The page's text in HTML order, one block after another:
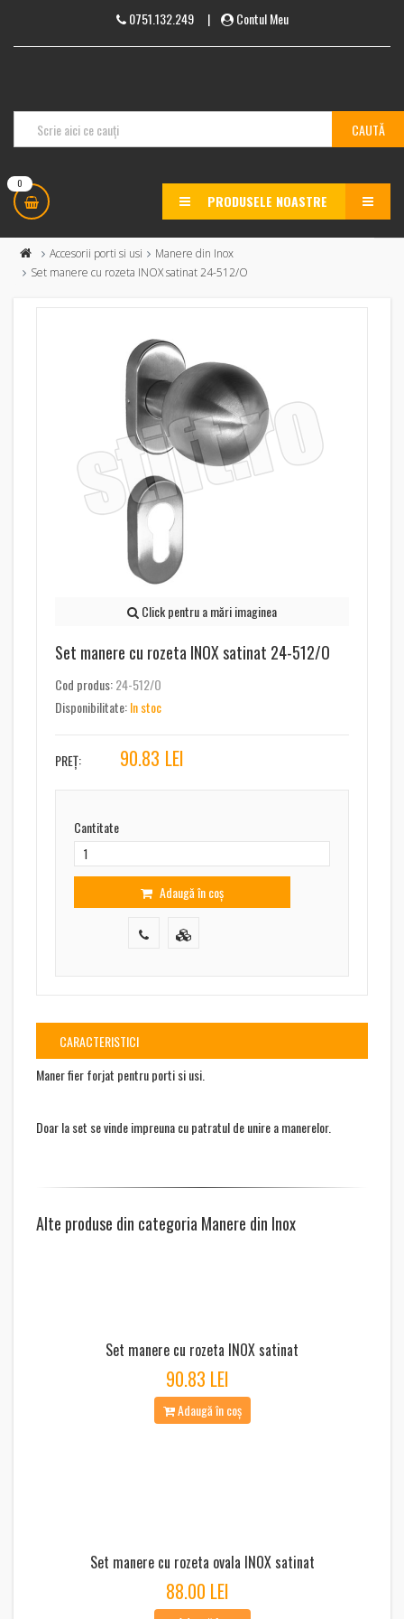
0751.132.249| Contul Meu
0
PRODUSELE NOASTRE MENU
Accesorii porti si usi
Manere din Inox
Set manere cu rozeta INOX satinat 24-512/O
Click pentru a mări imaginea
Set manere cu rozeta INOX satinat 24-512/O
Cod produs:24-512/O
Disponibilitate:In stoc
PREȚ: 90.83 LEI
Cantitate
Adaugă în coș
CARACTERISTICI
Maner fier forjat pentru porti si usi.
Doar la set se vinde impreuna cu patratul de unire a manerelor.
Alte produse din categoria Manere din Inox
Set manere cu rozeta INOX satinat
90.83 LEI
Adaugă în coș
Set manere cu rozeta ovala INOX satinat
88.00 LEI